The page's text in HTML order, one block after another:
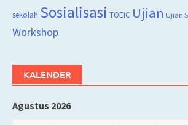
sekolah Sosialisasi TOEIC Ujian Ujian
Workshop
KALENDER
Agustus 2026